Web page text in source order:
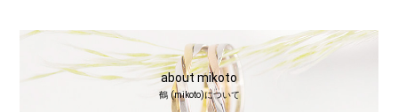
about mikoto
鶴 (mikoto)について